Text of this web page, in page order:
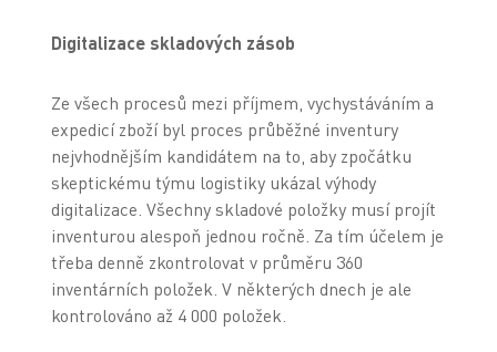
Digitalizace skladových zásob
Ze všech procesů mezi příjmem, vychystáváním a
expedicí zboží byl proces průběžné inventury
nejvhodnějším kandidátem na to, aby zpočátku
skeptickému týmu logistiky ukázal výhody
digitalizace. Všechny skladové položky musí projít
inventurou alespoň jednou ročně. Za tím účelem je
třeba denně zkontrolovat v průměru 360
inventárních položek. V některých dnech je ale
kontrolováno až 4 000 položek.